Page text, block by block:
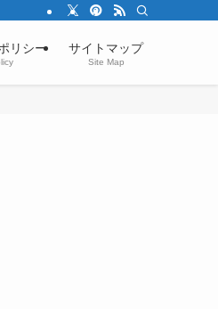
リシー サイトマップ
Site Map